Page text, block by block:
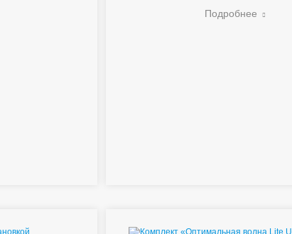
Подробнее